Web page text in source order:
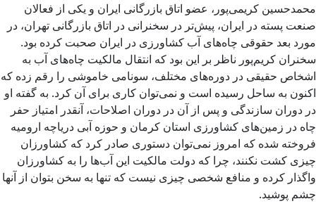
محمدحسین کریمی‌پور، عضو اتاق بازرگانی ایران و یکی از فعالان
صنعت پسته در ایران، پیش‌تر در سخنرانی در اتاق بازرگانی تهران، در
مورد بعد حقوقی چاه‌های آب کشاورزی در ایران صحبت کرده بود.
سخنران کریم‌پور ناظر بر این بود که انتقال مالکیت چاه‌های آب به
اشخاص حقیقی در دوره‌های مختلف، سونامی خاموشی را رقم زده که
اکنون به ساحل رسیده است و نمی‌توان کاری برای آن کرد. به گفته او
در دوران سازندگی و پس از آن در دوران اصلاحات، آنقدر امتیاز حفر
چاه در زمین‌های کشاورزی استان کرمان و حوزه آبی دریاچه ارومیه
فروخته شده که امروز نمی‌توان دستوری صادر کرد که کشاورزان
چیزی کشت نکنند، چرا که دولت مالکیت این آب‌ها را به کشاورزان
واگذار کرده و منافع شخصی چیزی نیست که تنها به سخن بتوان از آنها
چشم پوشید.